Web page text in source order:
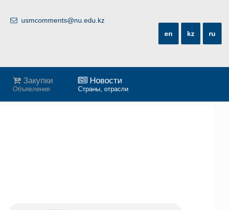
usmcomments@nu.edu.kz
ru
kz
en
Закупки
Объявления
Новости
Страны, отрасли